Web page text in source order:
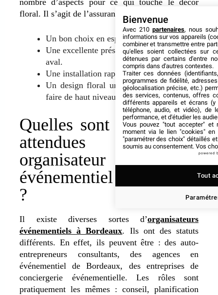
floral. Il s’agit de l’assurance d’avoir :
Un bon choix en espèces de fleurs.
Une excellente préservation en amont et en
aval.
Une installation rapide et efficace.
Un design floral unique issu d’un savoir-
faire de haut niveau…
Quelles sont les qualités
attendues à un
organisateur
événementiel à Bordeaux
?
Il existe diverses sortes d’organisateurs
événementiels à Bordeaux. Ils ont des statuts
différents. En effet, ils peuvent être : des auto-
entrepreneurs consultants, des agences en
événementiel de Bordeaux, des entreprises de
conciergerie événementielle. Les rôles sont
pratiquement les mêmes : conseil, planification
Bienvenue
Avec 210 partenaires, nous
informations sur vos appareils
combiner et transmettre entre
qu'elles soient collectées sur
détenues par certains d'entre
compris dans d'autres contextes.
Traiter ces données
programmes de fidélité,
géolocalisation précise, etc.)
des services, contenus, offres
différents appareils et écrans (y
téléphone, audio, et vidéo), de
performance, et d'étudier les
Vous pouvez "tout accepter" et
moment via le lien "cookies" en
"paramétrer des choix" détaillés
soumis au consentement. Vos
powered
Tout